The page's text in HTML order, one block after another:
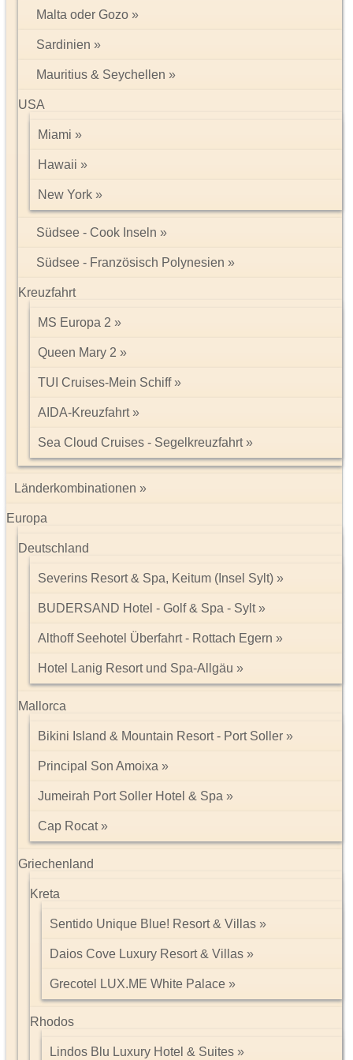
Malta oder Gozo
Sardinien
Mauritius & Seychellen
USA
Miami
Hawaii
New York
Südsee - Cook Inseln
Südsee - Französisch Polynesien
Kreuzfahrt
MS Europa 2
Queen Mary 2
TUI Cruises-Mein Schiff
AIDA-Kreuzfahrt
Sea Cloud Cruises - Segelkreuzfahrt
Länderkombinationen
Europa
Deutschland
Severins Resort & Spa, Keitum (Insel Sylt)
BUDERSAND Hotel - Golf & Spa - Sylt
Althoff Seehotel Überfahrt - Rottach Egern
Hotel Lanig Resort und Spa-Allgäu
Mallorca
Bikini Island & Mountain Resort - Port Soller
Principal Son Amoixa
Jumeirah Port Soller Hotel & Spa
Cap Rocat
Griechenland
Kreta
Sentido Unique Blue! Resort & Villas
Daios Cove Luxury Resort & Villas
Grecotel LUX.ME White Palace
Rhodos
Lindos Blu Luxury Hotel & Suites
Liegen, Sonnenschirmen, Badetüchern, am Strand Liegen und
mit Bad/WC mit Badewanne mit Whirlpool, Föhn, Bademantel,
WLAN, Kaffee-/Teezubereiter, Minibar (Gebühr), Safe,
Deluxe Doppelzimmer auch mit privatem Pool!
Sport: Inklusive:
Tennisfreiplatz.Gegen Gebühr:Billard.
Wellness: Gegen Gebühr:Spa-Bereich (Zutritt ab 14 Jahre) mit
Themenabende, Live-Musik.
Spielplatz, Spielzimmer.
Verpflegung:Frühstücksbuffet, bei Halbpension zusätzlich
Abendessen. Abendessen: Vor- und Nachspeisenbuffet,
Tel: 089 74612323